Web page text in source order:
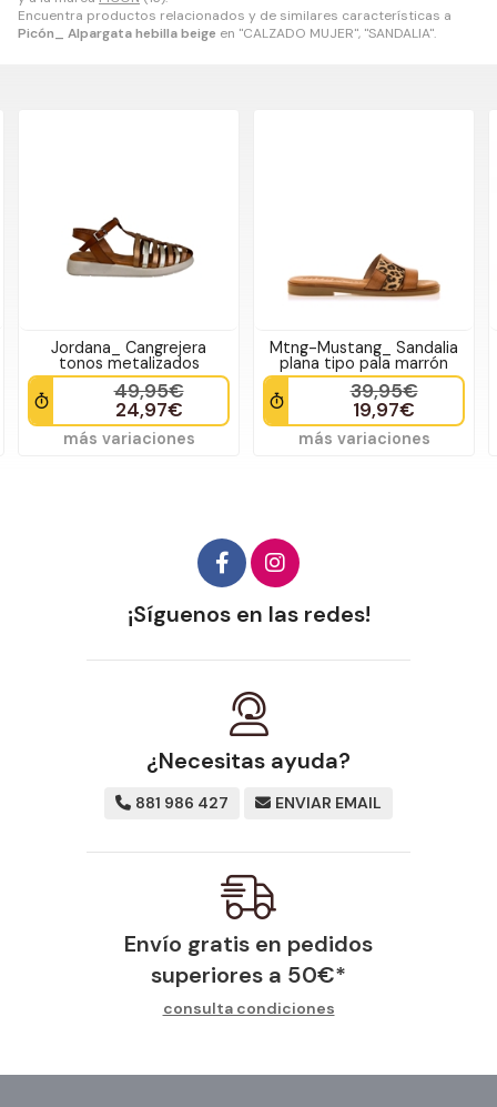
Encuentra productos relacionados y de similares características a
Picón_ Alpargata hebilla beige en "CALZADO MUJER", "SANDALIA".
Jordana_ Cangrejera
tonos metalizados
49,95€
24,97€
más variaciones
Mtng-Mustang_ Sandalia
plana tipo pala marrón
39,95€
19,97€
más variaciones
¡Síguenos en las redes!
¿Necesitas ayuda?
881 986 427 ENVIAR EMAIL
Envío gratis en pedidos
superiores a 50€*
consulta condiciones